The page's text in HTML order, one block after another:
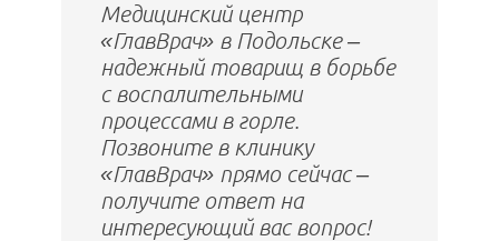
Медицинский центр
«ГлавВрач» в Подольске –
надежный товарищ в борьбе
с воспалительными
процессами в горле.
Позвоните в клинику
«ГлавВрач» прямо сейчас –
получите ответ на
интересующий вас вопрос!